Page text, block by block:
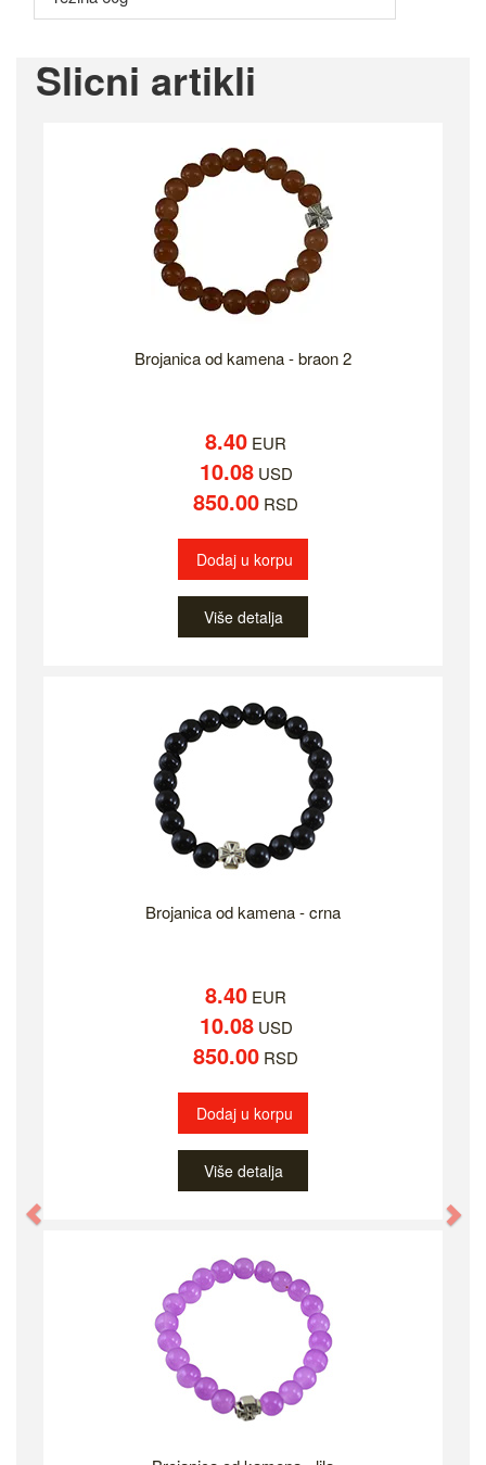
Slicni artikli
Brojanica od kamena - braon 2
8.40 EUR
10.08USD
850.00 RSD
Dodaj u korpu
Više detalja
Brojanica od kamena - crna
8.40 EUR
10.08USD
850.00 RSD
Dodaj u korpu
Više detalja